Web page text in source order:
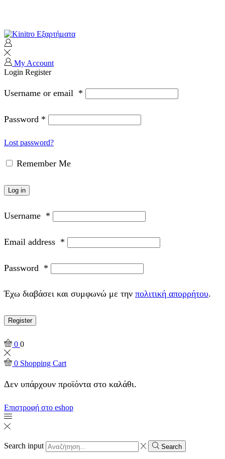
My Account
Login Register
Username or email *
Password *
Lost password?
Remember Me
Log in
Username *
Email address *
Password *
Έχω διαβάσει και συμφωνώ με την πολιτική απορρήτου.
Register
0 0
0 Shopping Cart
Δεν υπάρχουν προϊόντα στο καλάθι.
Επιστροφή στο eshop
Search input Search